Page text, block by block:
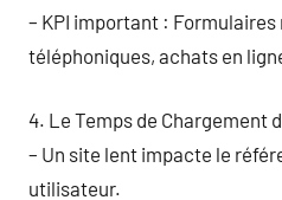
– KPI important :
téléphoniques, achats en
4. Le Temps de Chargement
– Un site lent impacte le
utilisateur.